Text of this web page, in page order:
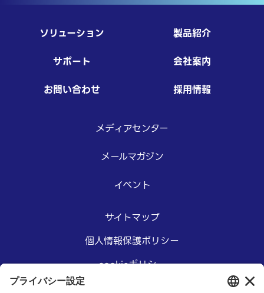
ソリューション
製品紹介
サポート
会社案内
お問い合わせ
採用情報
メディアセンター
メールマガジン
イベント
サイトマップ
個人情報保護ポリシー
cookieポリシー
アクセシビリティステートメント